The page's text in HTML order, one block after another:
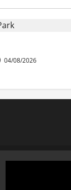
04/08/2026